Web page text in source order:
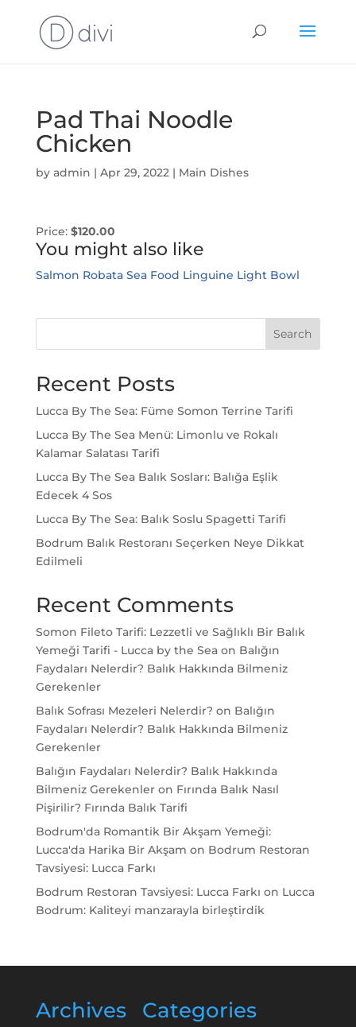
Pad Thai Noodle
Chicken
by admin | Apr 29, 2022| Main Dishes
Price: $120.00
You might also like
Salmon Robata Sea Food Linguine Light Bowl
Search
Recent Posts
Lucca By The Sea: Füme Somon Terrine Tarifi
Lucca By The Sea Menü: Limonlu ve Rokalı
Kalamar Salatası Tarifi
Lucca By The Sea Balık Sosları: Balığa Eşlik
Edecek 4 Sos
Lucca By The Sea: Balık Soslu Spagetti Tarifi
Bodrum Balık Restoranı Seçerken Neye Dikkat
Edilmeli
Recent Comments
Somon Fileto Tarifi: Lezzetli ve Sağlıklı Bir Balık
Yemeği Tarifi - Lucca by the Seaon Balığın
Faydaları Nelerdir? Balık Hakkında Bilmeniz
Gerekenler
Balık Sofrası Mezeleri Nelerdir? on Balığın
Faydaları Nelerdir? Balık Hakkında Bilmeniz
Gerekenler
Balığın Faydaları Nelerdir? Balık Hakkında
Bilmeniz Gerekenleron Fırında Balık Nasıl
Pişirilir? Fırında Balık Tarifi
Bodrum'da Romantik Bir Akşam Yemeği:
Lucca'da Harika Bir Akşam on Bodrum Restoran
Tavsiyesi: Lucca Farkı
Bodrum Restoran Tavsiyesi: Lucca Farkı on Lucca
Bodrum: Kaliteyi manzarayla birleştirdik
Archives Categories